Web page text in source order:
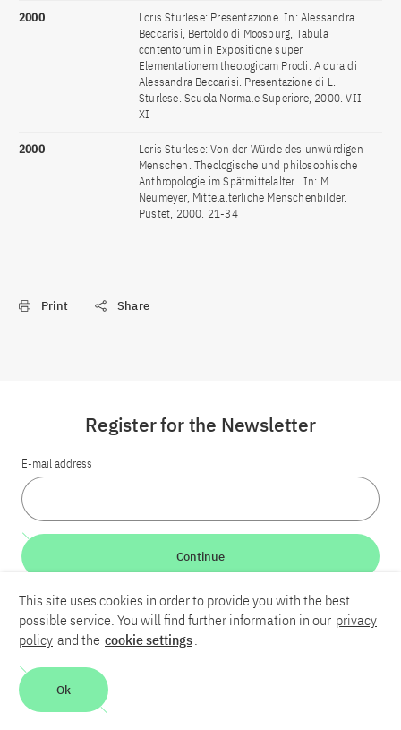
2000
Loris Sturlese: Presentazione. In: Alessandra
Beccarisi, Bertoldo di Moosburg, Tabula
contentorum in Expositione super
Elementationem theologicam Procli. A cura di
Alessandra Beccarisi. Presentazione di L.
Sturlese. Scuola Normale Superiore, 2000. VII-
XI
2000
Loris Sturlese: Von der Würde des unwürdigen
Menschen. Theologische und philosophische
Anthropologie im Spätmittelalter . In: M.
Neumeyer, Mittelalterliche Menschenbilder.
Pustet, 2000. 21-34
Print Share
LinkedInBlueskyYouTube
Contact
Register for the Newsletter
E-mail address
Continue
This site uses cookies in order to provide you with the best
possible service. You will find further information in our privacy
policy and the cookie settings.
Ok